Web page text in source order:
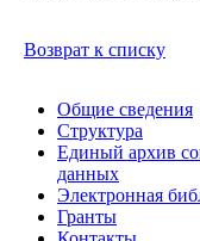
Возврат к списку
Общие сведения
Структура
Единый архив
данных
Электронная
Гранты